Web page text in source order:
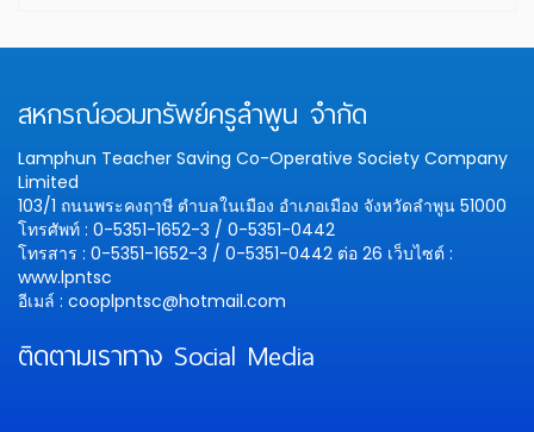
สหกรณ์ออมทรัพย์ครูลำพูน จำกัด
Lamphun Teacher Saving Co-Operative Society Company
Limited
103/1 ถนนพระคงฤาษี ตำบลในเมือง อำเภอเมือง จังหวัดลำพูน 51000
โทรศัพท์ : 0-5351-1652-3 / 0-5351-0442
โทรสาร : 0-5351-1652-3 / 0-5351-0442 ต่อ 26 เว็บไซต์ :
www.lpntsc
อีเมล์ : cooplpntsc@hotmail.com
ติดตามเราทาง Social Media